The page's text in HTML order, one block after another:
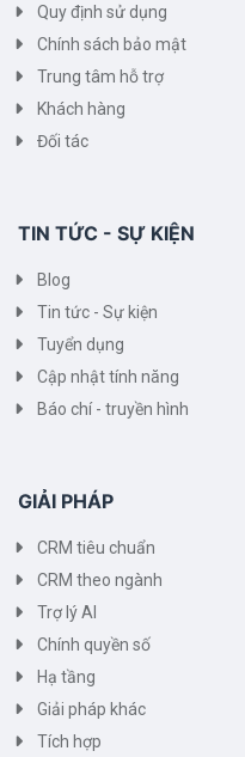
Quy định sử dụng
Chính sách bảo mật
Trung tâm hỗ trợ
Khách hàng
Đối tác
TIN TỨC - SỰ KIỆN
Blog
Tin tức - Sự kiện
Tuyển dụng
Cập nhật tính năng
Báo chí - truyền hình
GIẢI PHÁP
CRM tiêu chuẩn
CRM theo ngành
Trợ lý AI
Chính quyền số
Hạ tầng
Giải pháp khác
Tích hợp